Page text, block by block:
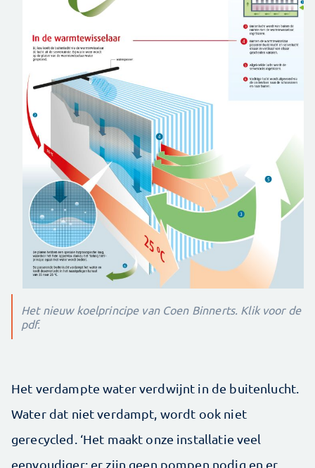
Het nieuw koelprincipe van Coen Binnerts. Klik voor de
pdf.
Het verdampte water verdwijnt in de buitenlucht.
Water dat niet verdampt, wordt ook niet
gerecycled. ‘Het maakt onze installatie veel
eenvoudiger: er zijn geen pompen nodig en er